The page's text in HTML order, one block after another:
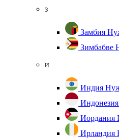
з
Замбия
Зимбабве
и
Индия
Индонезия
Иордания
Ирландия